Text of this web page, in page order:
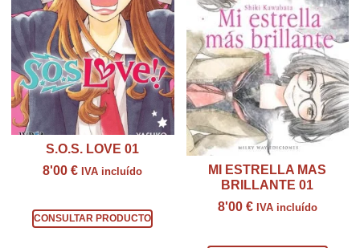
S.O.S. LOVE 01
8'00€ IVA incluído
CONSULTAR PRODUCTO
MI ESTRELLA MAS
BRILLANTE 01
8'00 € IVA incluído